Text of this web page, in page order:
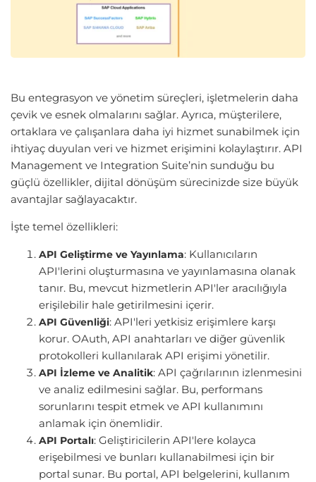
Bu entegrasyon ve yönetim süreçleri, işletmelerin daha
çevik ve esnek olmalarını sağlar. Ayrıca, müşterilere,
ortaklara ve çalışanlara daha iyi hizmet sunabilmek için
ihtiyaç duyulan veri ve hizmet erişimini kolaylaştırır. API
Management ve Integration Suite’nin sunduğu bu
güçlü özellikler, dijital dönüşüm sürecinizde size büyük
avantajlar sağlayacaktır.
İşte temel özellikleri:
API Geliştirme ve Yayınlama: Kullanıcıların
API'lerini oluşturmasına ve yayınlamasına olanak
tanır. Bu, mevcut hizmetlerin API'ler aracılığıyla
erişilebilir hale getirilmesini içerir.
API Güvenliği: API'leri yetkisiz erişimlere karşı
korur. OAuth, API anahtarları ve diğer güvenlik
protokolleri kullanılarak API erişimi yönetilir.
API İzleme ve Analitik: API çağrılarının izlenmesini
ve analiz edilmesini sağlar. Bu, performans
sorunlarını tespit etmek ve API kullanımını
anlamak için önemlidir.
API Portalı: Geliştiricilerin API'lere kolayca
erişebilmesi ve bunları kullanabilmesi için bir
portal sunar. Bu portal, API belgelerini, kullanım